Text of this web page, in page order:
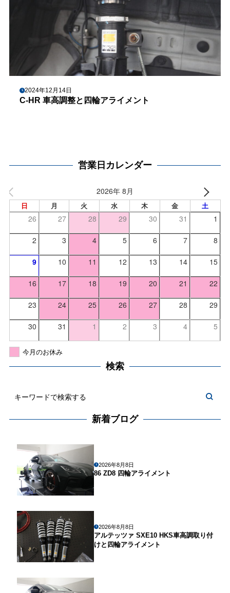
2024年12月14日
C-HR 車高調整と四輪アライメント
営業日カレンダー
2026年 8月
日 月 火 水 木 金 土
26 27 28 29 30 31 1
2 3 4 5 6 7 8
9 10 11 12 13 14 15
16 17 18 19 20 21 22
23 24 25 26 27 28 29
30 31 1 2 3 4 5
今月のお休み
検索
新着ブログ
2026年8月8日
86 ZD8 四輪アライメント
2026年8月8日
アルテッツァ SXE10 HKS車高調取り付
けと四輪アライメント